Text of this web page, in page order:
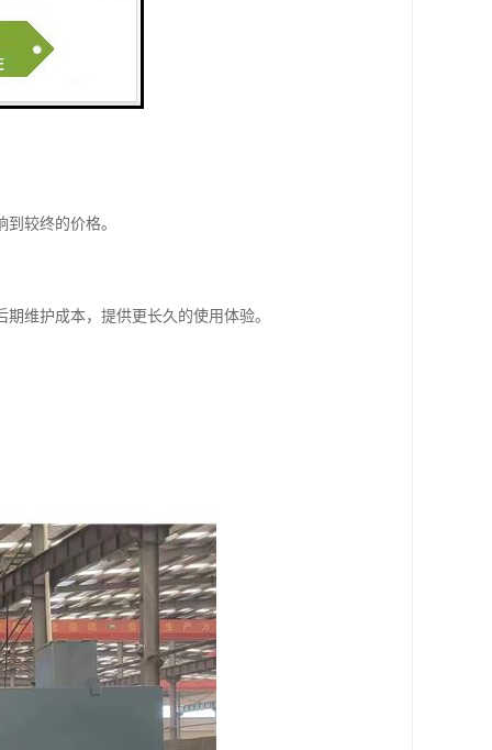
之增加。
较终的价格。
维护成本，提供更长久的使用体验。